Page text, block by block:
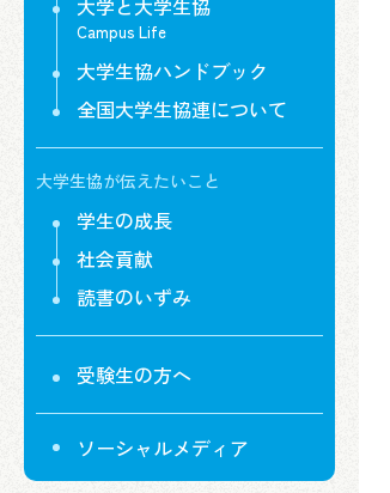
大学と大学生協
Campus Life
大学生協ハンドブック
全国大学生協連について
大学生協が伝えたいこと
学生の成長
社会貢献
読書のいずみ
受験生の方へ
ソーシャルメディア